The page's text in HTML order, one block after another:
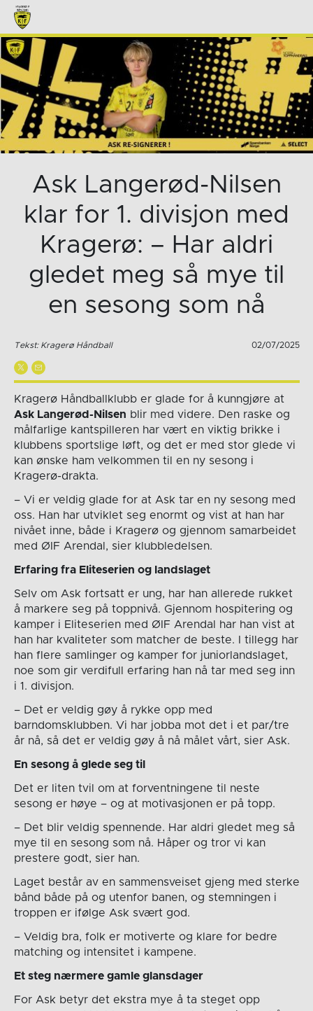
Ask Langerød-Nilsen
klar for 1. divisjon med
Kragerø: – Har aldri
gledet meg så mye til
en sesong som nå
Tekst: Kragerø Håndball 02/07/2025
Kragerø Håndballklubb er glade for å kunngjøre at
Ask Langerød-Nilsen blir med videre. Den raske og
målfarlige kantspilleren har vært en viktig brikke i
klubbens sportslige løft, og det er med stor glede vi
kan ønske ham velkommen til en ny sesong i
Kragerø-drakta.
– Vi er veldig glade for at Ask tar en ny sesong med
oss. Han har utviklet seg enormt og vist at han har
nivået inne, både i Kragerø og gjennom samarbeidet
med ØIF Arendal, sier klubbledelsen.
Erfaring fra Eliteserien og landslaget
Selv om Ask fortsatt er ung, har han allerede rukket
å markere seg på toppnivå. Gjennom hospitering og
kamper i Eliteserien med ØIF Arendal har han vist at
han har kvaliteter som matcher de beste. I tillegg har
han flere samlinger og kamper for juniorlandslaget,
noe som gir verdifull erfaring han nå tar med seg inn
i 1. divisjon.
– Det er veldig gøy å rykke opp med
barndomsklubben. Vi har jobba mot det i et par/tre
år nå, så det er veldig gøy å nå målet vårt, sier Ask.
En sesong å glede seg til
Det er liten tvil om at forventningene til neste
sesong er høye – og at motivasjonen er på topp.
– Det blir veldig spennende. Har aldri gledet meg så
mye til en sesong som nå. Håper og tror vi kan
prestere godt, sier han.
Laget består av en sammensveiset gjeng med sterke
bånd både på og utenfor banen, og stemningen i
troppen er ifølge Ask svært god.
– Veldig bra, folk er motiverte og klare for bedre
matching og intensitet i kampene.
Et steg nærmere gamle glansdager
For Ask betyr det ekstra mye å ta steget opp